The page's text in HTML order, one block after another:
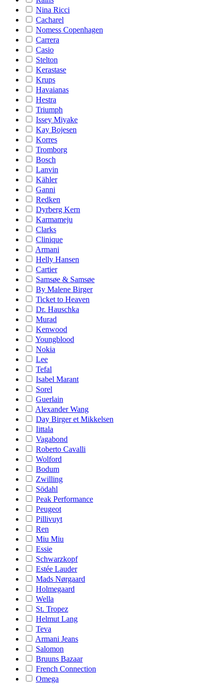
Nina Ricci
Cacharel
Nomess Copenhagen
Carrera
Casio
Stelton
Kerastase
Krups
Havaianas
Hestra
Triumph
Issey Miyake
Kay Bojesen
Korres
Tromborg
Bosch
Lanvin
Kähler
Ganni
Redken
Dyrberg Kern
Karmameju
Clarks
Clinique
Armani
Helly Hansen
Cartier
Samsøe & Samsøe
By Malene Birger
Ticket to Heaven
Dr. Hauschka
Murad
Kenwood
Youngblood
Nokia
Lee
Tefal
Isabel Marant
Sorel
Guerlain
Alexander Wang
Day Birger et Mikkelsen
Iittala
Vagabond
Roberto Cavalli
Wolford
Bodum
Zwilling
Södahl
Peak Performance
Peugeot
Pillivuyt
Ren
Miu Miu
Essie
Schwarzkopf
Estée Lauder
Mads Nørgaard
Holmegaard
Wella
St. Tropez
Helmut Lang
Teva
Armani Jeans
Salomon
Bruuns Bazaar
French Connection
Omega